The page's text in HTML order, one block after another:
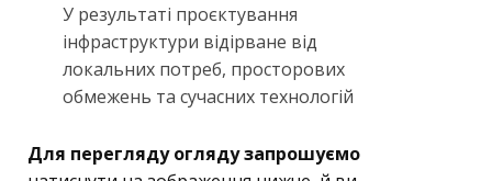
У результаті проєктування
інфраструктури відірване від
локальних потреб, просторових
обмежень та сучасних технологій
Для перегляду огляду запрошуємо